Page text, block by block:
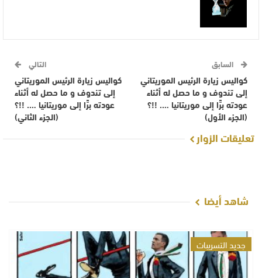
السابق
كواليس زيارة الرئيس الموريتاني
إلى تندوف و ما حصل له أثناء
عودته برًّا إلى موريتانيا …. !!؟
(الجزء الأول)
التالي
كواليس زيارة الرئيس الموريتاني
إلى تندوف و ما حصل له أثناء
عودته برًّا إلى موريتانيا …. !!؟
(الجزء الثاني)
تعليقات الزوار
شاهد أيضا
جديد التسريبات